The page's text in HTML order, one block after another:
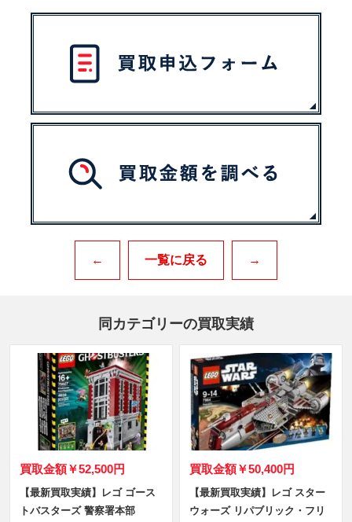
← 一覧に戻る →
同カテゴリーの買取実績
買取金額￥52,500円
【最新買取実績】レゴ ゴース
トバスターズ 警察署本部
買取金額￥50,400円
【最新買取実績】レゴ スター
ウォーズ リパブリック・フリ